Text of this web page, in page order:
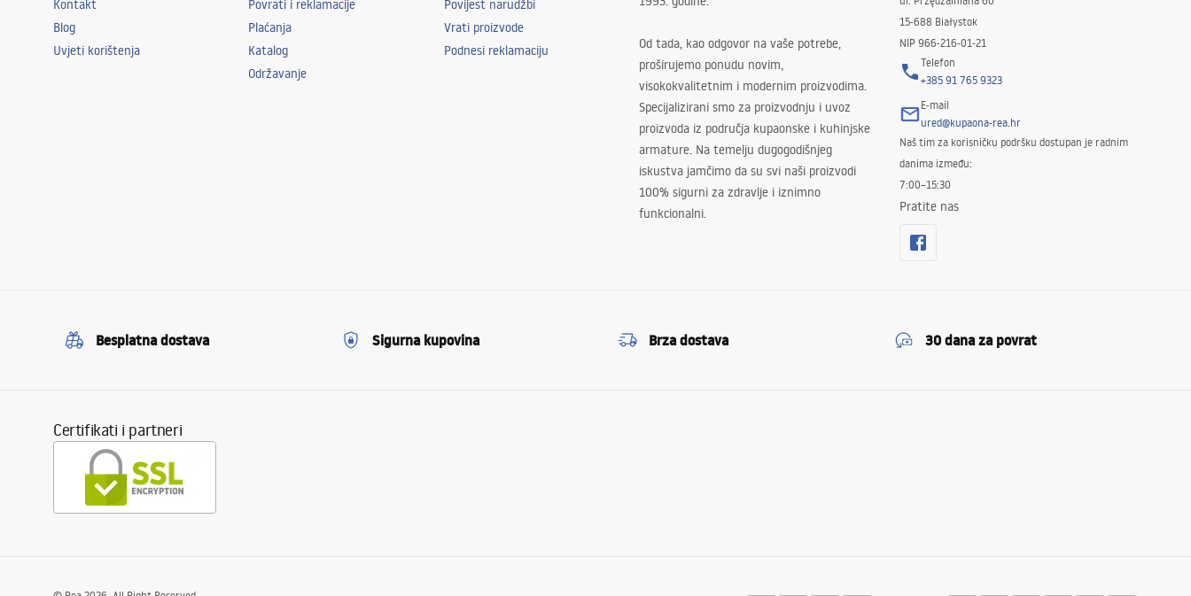
Kontakt
Blog
Uvjeti korištenja
Povrati i reklamacije
Plaćanja
Katalog
Održavanje
Povijest narudžbi
Vrati proizvode
Podnesi reklamaciju
Od tada, kao odgovor na vaše potrebe,
proširujemo ponudu novim,
visokokvalitetnim i modernim proizvodima.
Specijalizirani smo za proizvodnju i uvoz
proizvoda iz područja kupaonske i kuhinjske
armature. Na temelju dugogodišnjeg
iskustva jamčimo da su svi naši proizvodi
100% sigurni za zdravlje i iznimno
funkcionalni.
15-688 Białystok
NIP 966-216-01-21
Telefon
+385 91 765 9323
E-mail
ured@kupaona-rea.hr
Naš tim za korisničku podršku dostupan je radnim
danima između:
7:00–15:30
Pratite nas
Besplatna dostava Sigurna kupovina Brza dostava 30 dana za povrat
Certifikati i partneri